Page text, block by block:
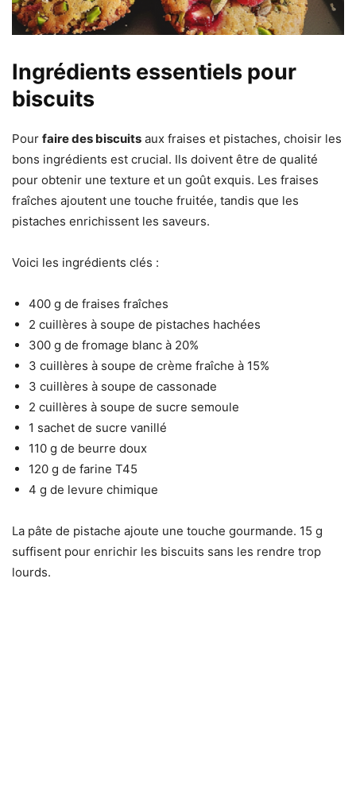
Ingrédients essentiels pour
biscuits
Pour faire des biscuits aux fraises et pistaches, choisir les
bons ingrédients est crucial. Ils doivent être de qualité
pour obtenir une texture et un goût exquis. Les fraises
fraîches ajoutent une touche fruitée, tandis que les
pistaches enrichissent les saveurs.
Voici les ingrédients clés :
400 g de fraises fraîches
2 cuillères à soupe de pistaches hachées
300 g de fromage blanc à 20%
3 cuillères à soupe de crème fraîche à 15%
3 cuillères à soupe de cassonade
2 cuillères à soupe de sucre semoule
1 sachet de sucre vanillé
110 g de beurre doux
120 g de farine T45
4 g de levure chimique
La pâte de pistache ajoute une touche gourmande. 15 g
suffisent pour enrichir les biscuits sans les rendre trop
lourds.